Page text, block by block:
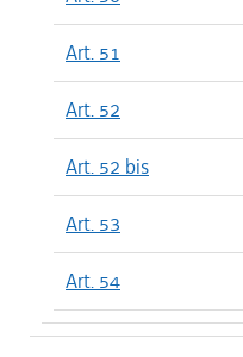
Art. 51
Art. 52
Art. 52 bis
Art. 53
Art. 54